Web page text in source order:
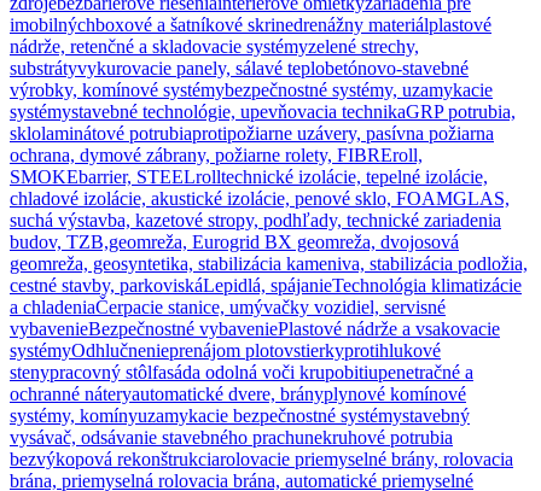
imobilnýchboxové a šatníkové skrinedrenážny materiálplastové
nádrže, retenčné a skladovacie systémyzelené strechy,
substrátyvykurovacie panely, sálavé teplobetónovo-stavebné
výrobky, komínové systémybezpečnostné systémy, uzamykacie
systémystavebné technológie, upevňovacia technikaGRP potrubia,
sklolaminátové potrubiaprotipožiarne uzávery, pasívna požiarna
ochrana, dymové zábrany, požiarne rolety, FIBREroll,
SMOKEbarrier, STEELrolltechnické izolácie, tepelné izolácie,
chladové izolácie, akustické izolácie, penové sklo, FOAMGLAS,
suchá výstavba, kazetové stropy, podhľady, technické zariadenia
budov, TZB,geomreža, Eurogrid BX geomreža, dvojosová
geomreža, geosyntetika, stabilizácia kameniva, stabilizácia podložia,
cestné stavby, parkoviskáLepidlá, spájanieTechnológia klimatizácie
a chladeniaČerpacie stanice, umývačky vozidiel, servisné
vybavenieBezpečnostné vybaveniePlastové nádrže a vsakovacie
systémyOdhlučnenieprenájom plotovstierkyprotihlukové
stenypracovný stôlfasáda odolná voči krupobitiupenetračné a
ochranné náteryautomatické dvere, brányplynové komínové
systémy, komínyuzamykacie bezpečnostné systémystavebný
vysávač, odsávanie stavebného prachunekruhové potrubia
bezvýkopová rekonštrukciarolovacie priemyselné brány, rolovacia
brána, priemyselná rolovacia brána, automatické priemyselné